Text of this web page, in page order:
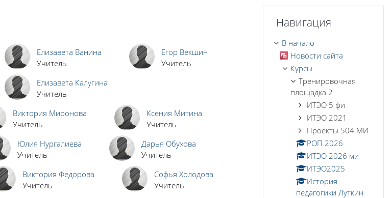
Елизавета Ванина
Учитель
Егор Векшин
Учитель
Елизавета Калугина
Учитель
Виктория Миронова
Учитель
Ксения Митина
Учитель
Юлия Нургалиева
Учитель
Дарья Обухова
Учитель
Виктория Федорова
Учитель
Софья Холодова
Учитель
Навигация
В начало
Новости сайта
Курсы
Тренировочная
площадка 2
ИТЭО 5 фи
ИТЭО 2021
Проекты 504 МИ
РОП 2026
ИТЭО 2026 ми
ИТЭО2025
История
педагогики Луткин